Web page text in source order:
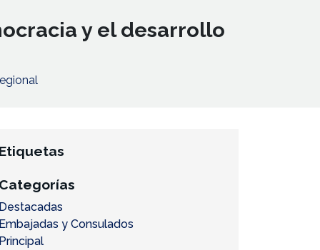
y el desarrollo
Etiquetas
Categorías
Destacadas
Embajadas y Consulados
Principal